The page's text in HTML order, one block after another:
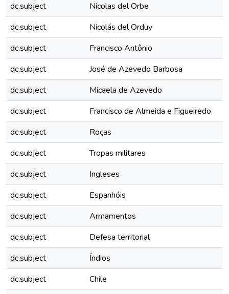
dc.subject
Nicolas del Orbe
dc.subject
Nicolás del Orduy
dc.subject
Francisco Antônio
dc.subject
José de Azevedo Barbosa
dc.subject
Micaela de Azevedo
dc.subject
Francisco de Almeida e Figueiredo
dc.subject
Roças
dc.subject
Tropas militares
dc.subject
Ingleses
dc.subject
Espanhóis
dc.subject
Armamentos
dc.subject
Defesa territorial
dc.subject
Índios
dc.subject
Chile